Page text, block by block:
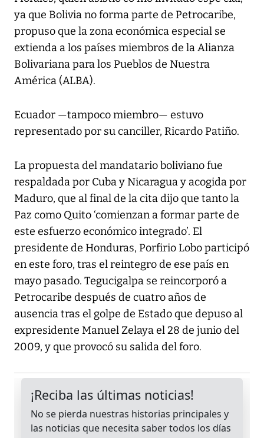
ya que Bolivia no forma parte de Petrocaribe,
propuso que la zona económica especial se
extienda a los países miembros de la Alianza
Bolivariana para los Pueblos de Nuestra
América (ALBA).
Ecuador —tampoco miembro— estuvo
representado por su canciller, Ricardo Patiño.
La propuesta del mandatario boliviano fue
respaldada por Cuba y Nicaragua y acogida por
Maduro, que al final de la cita dijo que tanto la
Paz como Quito ‘comienzan a formar parte de
este esfuerzo económico integrado’. El
presidente de Honduras, Porfirio Lobo participó
en este foro, tras el reintegro de ese país en
mayo pasado. Tegucigalpa se reincorporó a
Petrocaribe después de cuatro años de
ausencia tras el golpe de Estado que depuso al
expresidente Manuel Zelaya el 28 de junio del
2009, y que provocó su salida del foro.